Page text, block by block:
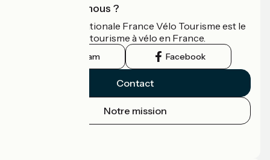
Qui sommes-nous ?
L'association nationale France Vélo Tourisme est le
guide officiel du tourisme à vélo en France.
Instagram Facebook
Contact
Notre mission